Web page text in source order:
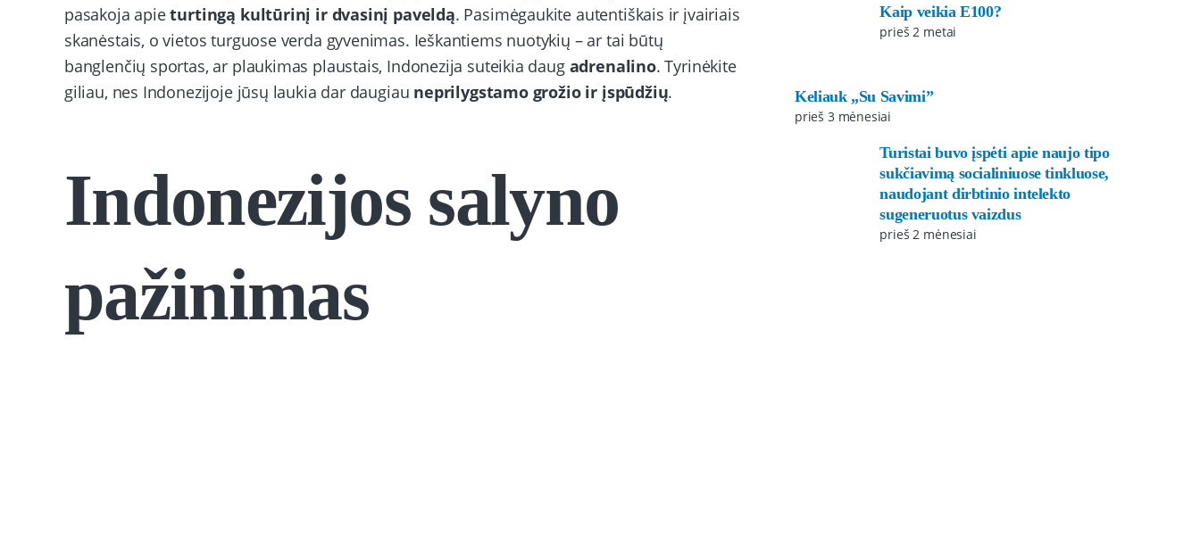
pasakoja apieturtingą kultūrinį ir dvasinį paveldą. Pasimėgaukite autentiškais ir įvairiais
skanėstais, o vietos turguose verda gyvenimas. Ieškantiems nuotykių – ar tai būtų
banglenčių sportas, ar plaukimas plaustais, Indonezija suteikia daug adrenalino. Tyrinėkite
giliau, nes Indonezijoje jūsų laukia dar daugiau neprilygstamo grožio ir įspūdžių.
Indonezijos salyno
pažinimas
Kaip veikia E100?
prieš 2 metai
Keliauk „Su Savimi”
prieš 3 mėnesiai
Turistai buvo įspėti apie naujo tipo
sukčiavimą socialiniuose tinkluose,
naudojant dirbtinio intelekto
sugeneruotus vaizdus
prieš 2 mėnesiai